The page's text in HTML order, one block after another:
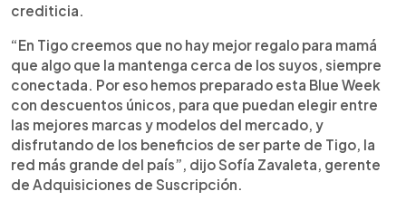
crediticia.
“En Tigo creemos que no hay mejor regalo para mamá
que algo que la mantenga cerca de los suyos, siempre
conectada. Por eso hemos preparado esta Blue Week
con descuentos únicos, para que puedan elegir entre
las mejores marcas y modelos del mercado, y
disfrutando de los beneficios de ser parte de Tigo, la
red más grande del país”, dijo Sofía Zavaleta, gerente
de Adquisiciones de Suscripción.